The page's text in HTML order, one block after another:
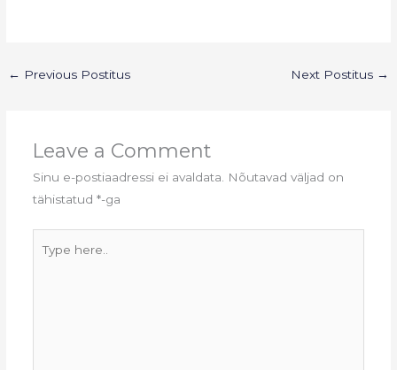
← Previous Postitus Next Postitus →
Leave a Comment
Sinu e-postiaadressi ei avaldata. Nõutavad väljad on
tähistatud *-ga
here..